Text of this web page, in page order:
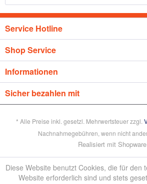
Service Hotline
Shop Service
Informationen
Sicher bezahlen mit
* Alle Preise inkl. gesetzl. Mehrwertsteuer zzgl.
Nachnahmegebühren, wenn nicht
Realisiert mit Shopware
Diese Website benutzt Cookies, die für den
Website erforderlich sind und stets